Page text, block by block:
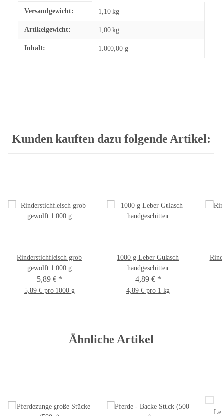
Produkteigenschaft
Wert
Versandgewicht: 1,10 kg
Artikelgewicht: 1,00 kg
Inhalt: 1.000,00 g
Kunden kauften dazu folgende Artikel:
Rinderstichfleisch grob
gewolft 1.000 g
5,89 € *
5,89 € pro 1000 g
1000 g Leber Gulasch
handgeschitten
4,89 € *
4,89 € pro 1 kg
Ähnliche Artikel